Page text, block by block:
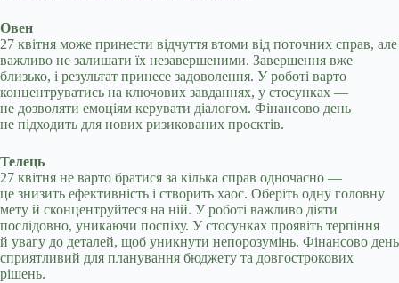
Овен
27 квітня може принести відчуття втоми від поточних справ, але
важливо не залишати їх незавершеними. Завершення вже
близько, і результат принесе задоволення. У роботі варто
концентруватись на ключових завданнях, у стосунках —
не дозволяти емоціям керувати діалогом. Фінансово день
не підходить для нових ризикованих проєктів.
Телець
27 квітня не варто братися за кілька справ одночасно —
це знизить ефективність і створить хаос. Оберіть одну головну
мету й сконцентруйтеся на ній. У роботі важливо діяти
послідовно, уникаючи поспіху. У стосунках проявіть терпіння
й увагу до деталей, щоб уникнути непорозумінь. Фінансово день
сприятливий для планування бюджету та довгострокових
рішень.